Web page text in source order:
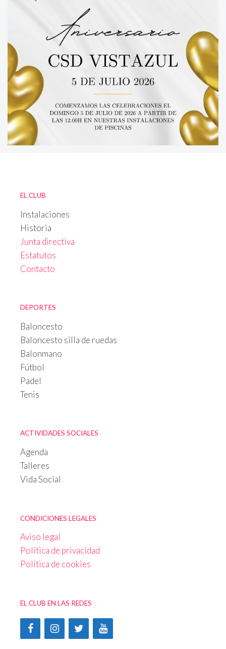
EL CLUB
Instalaciones
Historia
Junta directiva
Estatutos
Contacto
DEPORTES
Baloncesto
Baloncesto silla de ruedas
Balonmano
Fútbol
Padel
Tenis
ACTIVIDADES SOCIALES
Agenda
Talleres
Vida Social
CONDICIONES LEGALES
Aviso legal
Política de privacidad
Política de cookies
EL CLUB EN LAS REDES